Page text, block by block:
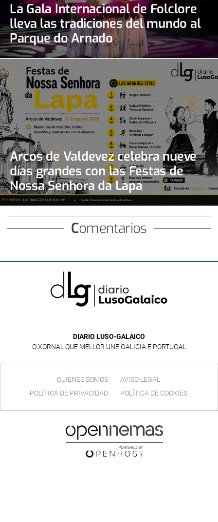
La Gala Internacional de Folclore
lleva las tradiciones del mundo al
Parque do Arnado
Arcos de Valdevez celebra nueve
días grandes con las Festas de
Nossa Senhora da Lapa
Comentarios
DIARIO LUSO-GALAICO
O XORNAL QUE MELLOR UNE GALICIA E PORTUGAL
QUIÉNES SOMOS
AVISO LEGAL
POLÍTICA DE PRIVACIDAD
POLÍTICA DE COOKIES